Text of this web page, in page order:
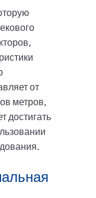
от
метров,
достигать